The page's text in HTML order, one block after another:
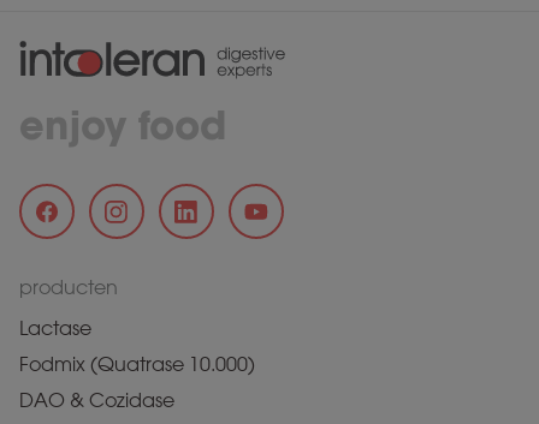
enjoy food
producten
Lactase
Fodmix (Quatrase 10.000)
DAO & Cozidase